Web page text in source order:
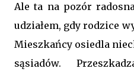
Ale ta na pozór
udziałem, gdy rodzice
Mieszkańcy osiedla
sąsiadów.